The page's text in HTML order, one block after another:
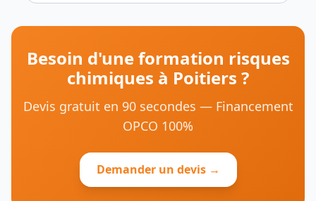
Besoin d'une formation risques
chimiques à Poitiers ?
Devis gratuit en 90 secondes — Financement
OPCO 100%
Demander un devis →